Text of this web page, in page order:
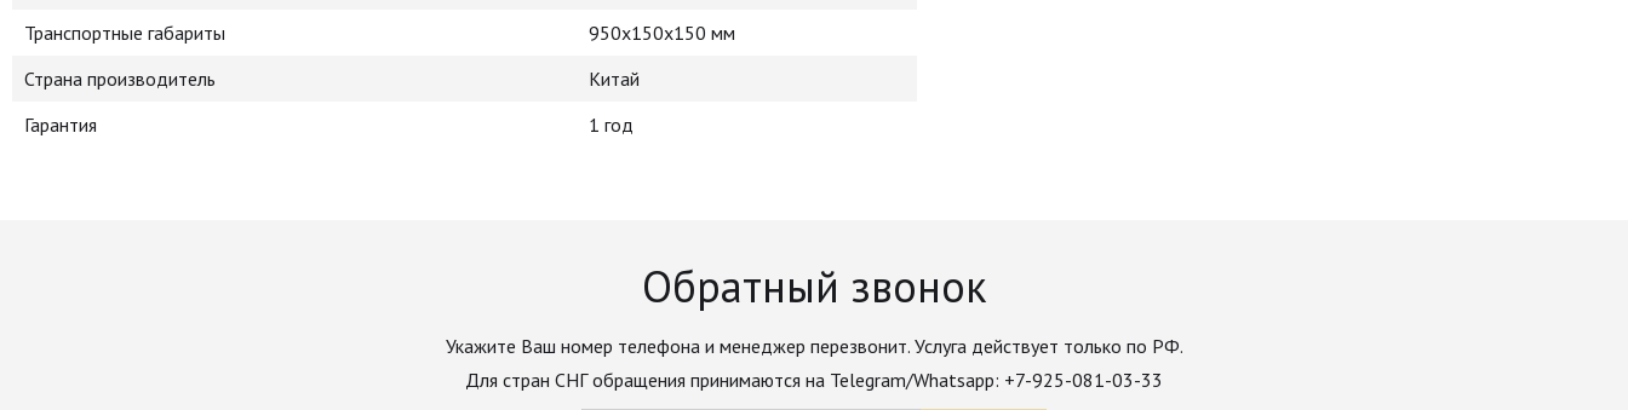
Транспортные габариты
950х150х150 мм
Страна производитель
Китай
Гарантия
1 год
Обратный звонок
Укажите Ваш номер телефона и менеджер перезвонит. Услуга действует только по РФ.
Для стран СНГ обращения принимаются на Telegram/Whatsapp: +7-925-081-03-33